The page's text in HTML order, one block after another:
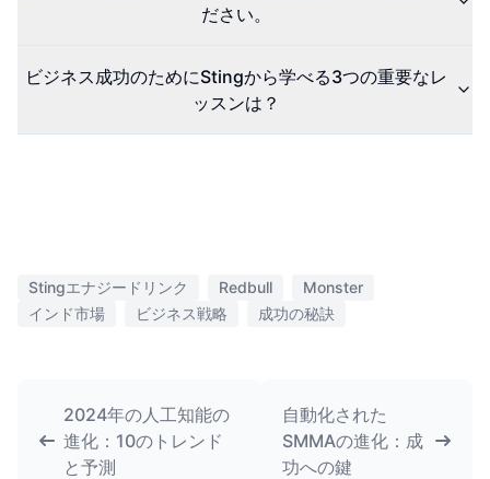
ださい。
ビジネス成功のためにStingから学べる3つの重要なレ
ッスンは？
Stingエナジードリンク Redbull
Monster
インド市場
ビジネス戦略 成功の秘訣
2024年の人工知能の
進化：10のトレンド
と予測
自動化された
SMMAの進化：成
功への鍵